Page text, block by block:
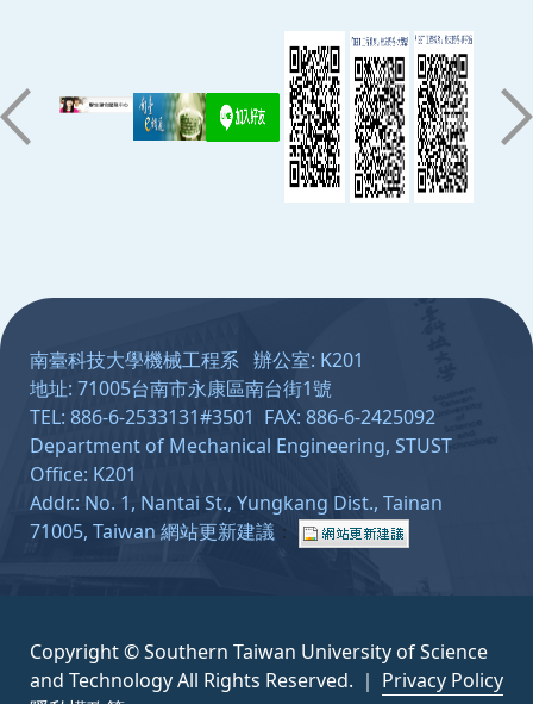
南臺科技大學機械工程系 辦公室: K201
地址: 71005台南市永康區南台街1號
TEL: 886-6-2533131#3501 FAX: 886-6-2425092
Department of Mechanical Engineering, STUST
Office: K201
Addr.: No. 1, Nantai St., Yungkang Dist., Tainan
71005, Taiwan 網站更新建議 ：
Copyright © Southern Taiwan University of Science
and Technology All Rights Reserved. ｜ Privacy Policy